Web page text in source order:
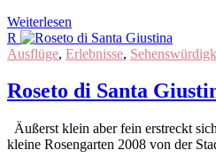
Weiterlesen
R
Ausflüge, Erlebnisse,
Roseto di Santa
Äußerst klein aber fein erstreckt
kleine Rosengarten 2008 von der